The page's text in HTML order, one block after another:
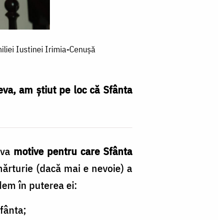
Iustinei Irimia-Cenușă
am știut pe loc că Sfânta
motive pentru care Sfânta
(dacă mai e nevoie) a
în puterea ei: